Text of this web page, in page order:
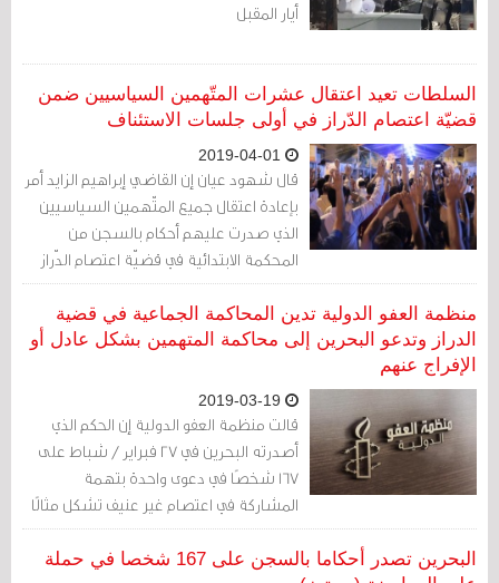
أيار المقبل
السلطات تعيد اعتقال عشرات المتّهمين السياسيين ضمن
قضيّة اعتصام الدّراز في أولى جلسات الاستئناف
قال شهود عيان إن القاضي إبراهيم الزايد أمر
بإعادة اعتقال جميع المتّهمين السياسيين
الذي صدرت عليهم أحكام بالسجن من
المحكمة الابتدائية في قضيّة اعتصام الدّراز
منظمة العفو الدولية تدين المحاكمة الجماعية في قضية
الدراز وتدعو البحرين إلى محاكمة المتهمين بشكل عادل أو
الإفراج عنهم
قالت منظمة العفو الدولية إن الحكم الذي
أصدرته البحرين في 27 فبراير / شباط على
167 شخصًا في دعوى واحدة بتهمة
المشاركة في اعتصام غير عنيف تشكل مثالًا
آخر على قمع الحق في حرية التّجمع، والذي
تمارسه السلطات منذ العام 2011.البحرين تصدر أحكاما بالسجن على 167 شخصا في حملة